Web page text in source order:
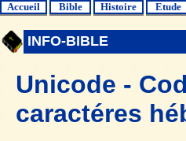
Accueil Bible Histoire Etude
INFO-BIBLE
Unicode -
caractéres